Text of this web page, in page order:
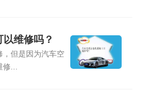
维修吗？
，但是因为汽车空
修...